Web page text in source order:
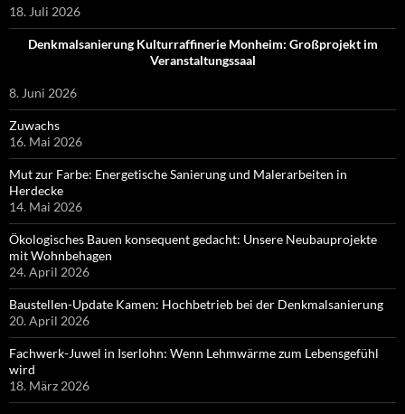
18. Juli 2026
Denkmalsanierung Kulturraffinerie Monheim: Großprojekt im
Veranstaltungssaal
8. Juni 2026
Zuwachs
16. Mai 2026
Mut zur Farbe: Energetische Sanierung und Malerarbeiten in
Herdecke
14. Mai 2026
Ökologisches Bauen konsequent gedacht: Unsere Neubauprojekte
mit Wohnbehagen
24. April 2026
Baustellen-Update Kamen: Hochbetrieb bei der Denkmalsanierung
20. April 2026
Fachwerk-Juwel in Iserlohn: Wenn Lehmwärme zum Lebensgefühl
wird
18. März 2026